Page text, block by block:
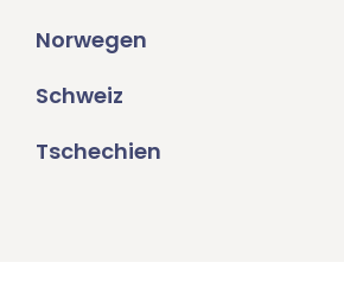
Norwegen
Schweiz
Tschechien